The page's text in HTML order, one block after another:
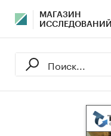
МАГАЗИН
ИССЛЕДОВАНИЙ